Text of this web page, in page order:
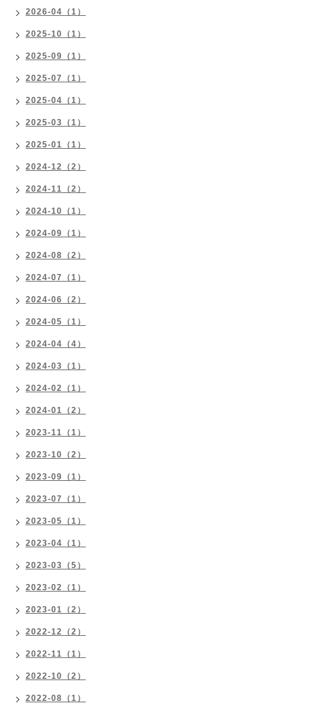
2026-04（1）
2025-10（1）
2025-09（1）
2025-07（1）
2025-04（1）
2025-03（1）
2025-01（1）
2024-12（2）
2024-11（2）
2024-10（1）
2024-09（1）
2024-08（2）
2024-07（1）
2024-06（2）
2024-05（1）
2024-04（4）
2024-03（1）
2024-02（1）
2024-01（2）
2023-11（1）
2023-10（2）
2023-09（1）
2023-07（1）
2023-05（1）
2023-04（1）
2023-03（5）
2023-02（1）
2023-01（2）
2022-12（2）
2022-11（1）
2022-10（2）
2022-08（1）